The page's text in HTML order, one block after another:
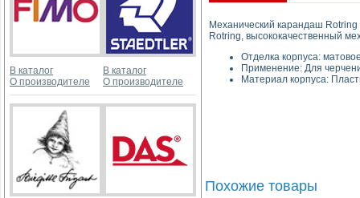
В каталог
О производителе
В каталог
О производителе
Механический карандаш
Rotring, высококачественный
Отделка корпуса:
Применение: Для
Материал корпуса:
Похожие товары